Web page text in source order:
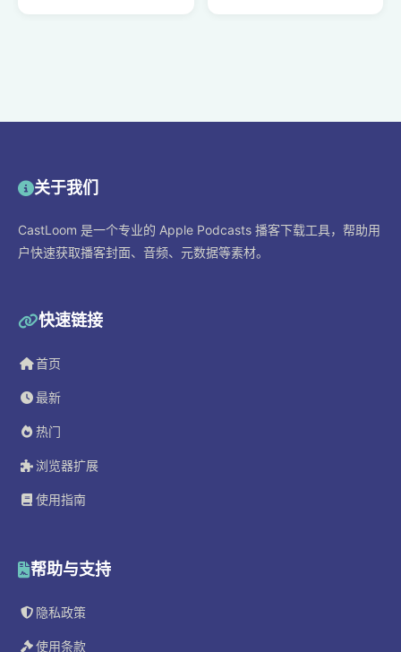
关于我们
CastLoom 是一个专业的 Apple Podcasts 播客下载工具，帮助用
户快速获取播客封面、音频、元数据等素材。
快速链接
首页
最新
热门
浏览器扩展
使用指南
帮助与支持
隐私政策
使用条款